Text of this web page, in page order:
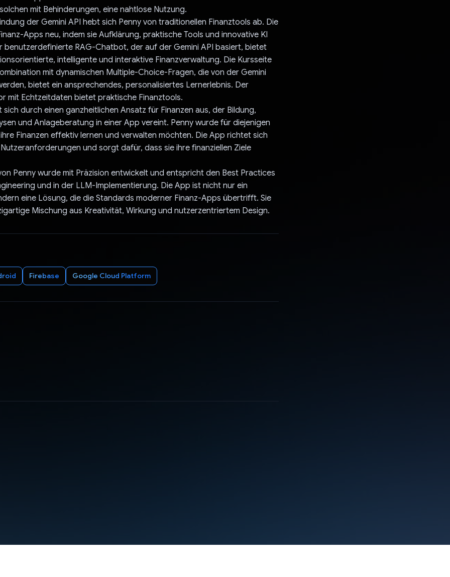
mit Behinderungen, eine nahtlose Nutzung.
der Gemini API hebt sich Penny von traditionellen Finanztools ab. Die
Apps neu, indem sie Aufklärung, praktische Tools und innovative KI
benutzerdefinierte RAG-Chatbot, der auf der Gemini API basiert, bietet
intelligente und interaktive Finanzverwaltung. Die Kursseite
mit dynamischen Multiple-Choice-Fragen, die von der Gemini
bietet ein ansprechendes, personalisiertes Lernerlebnis. Der
mit Echtzeitdaten bietet praktische Finanztools.
sich durch einen ganzheitlichen Ansatz für Finanzen aus, der Bildung,
und Anlageberatung in einer App vereint. Penny wurde für diejenigen
Finanzen effektiv lernen und verwalten möchten. Die App richtet sich
und sorgt dafür, dass sie ihre finanziellen Ziele
Penny wurde mit Präzision entwickelt und entspricht den Best Practices
und in der LLM-Implementierung. Die App ist nicht nur ein
eine Lösung, die die Standards moderner Finanz-Apps übertrifft. Sie
Mischung aus Kreativität, Wirkung und nutzerzentriertem Design.
Firebase Google Cloud Platform